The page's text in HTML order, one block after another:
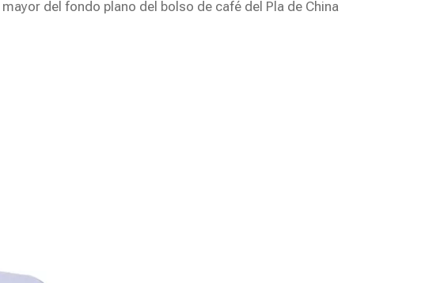
del fondo plano del bolso de café del Pla de China